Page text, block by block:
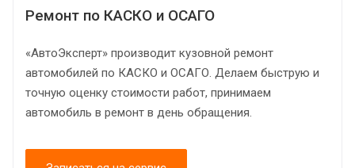
Ремонт по КАСКО и ОСАГО
«АвтоЭксперт» производит кузовной ремонт
автомобилей по КАСКО и ОСАГО. Делаем быструю и
точную оценку стоимости работ, принимаем
автомобиль в ремонт в день обращения.